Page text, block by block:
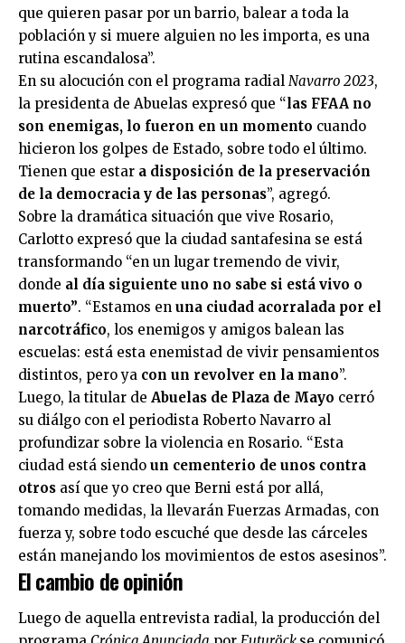
que quieren pasar por un barrio, balear a toda la
población y si muere alguien no les importa, es una
rutina escandalosa”.
En su alocución con el programa radial Navarro 2023,
la presidenta de Abuelas expresó que “las FFAA no
son enemigas, lo fueron en un momento cuando
hicieron los golpes de Estado, sobre todo el último.
Tienen que estar a disposición de la preservación
de la democracia y de las personas”, agregó.
Sobre la dramática situación que vive Rosario,
Carlotto expresó que la ciudad santafesina se está
transformando “en un lugar tremendo de vivir,
donde al día siguiente uno no sabe si está vivo o
muerto”. “Estamos en una ciudad acorralada por el
narcotráfico, los enemigos y amigos balean las
escuelas: está esta enemistad de vivir pensamientos
distintos, pero ya con un revolver en la mano”.
Luego, la titular de Abuelas de Plaza de Mayo cerró
su diálgo con el periodista Roberto Navarro al
profundizar sobre la violencia en Rosario. “Esta
ciudad está siendo un cementerio de unos contra
otros así que yo creo que Berni está por allá,
tomando medidas, la llevarán Fuerzas Armadas, con
fuerza y, sobre todo escuché que desde las cárceles
están manejando los movimientos de estos asesinos”.
El cambio de opinión
Luego de aquella entrevista radial, la producción del